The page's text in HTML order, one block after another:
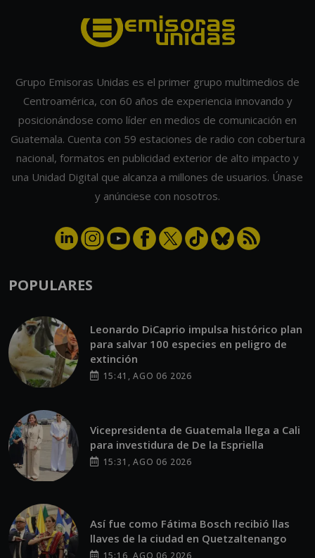
POR EMISORAS UNIDAS 03:40 PM, AUG 04
TENDENCIAS
¿Cómo quitar la ceniza del Volcán
de Fuego de tu vehículo sin rayarlo?